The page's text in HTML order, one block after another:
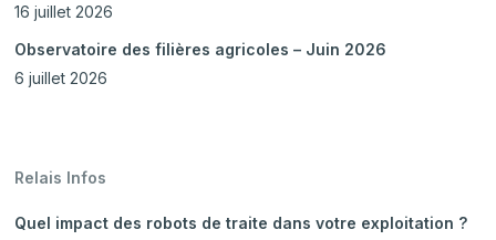
16 juillet 2026
Observatoire des filières agricoles – Juin 2026
6 juillet 2026
Relais Infos
Quel impact des robots de traite dans votre exploitation ?